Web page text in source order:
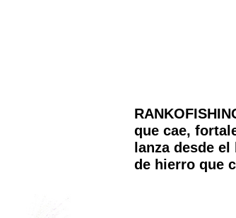
que cae,
lanza desde
de hierro que